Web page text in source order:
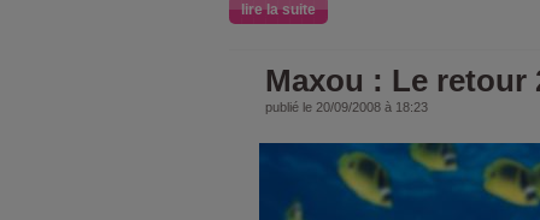
lire la suite
Maxou : Le retour
publié le 20/09/2008 à 18:23